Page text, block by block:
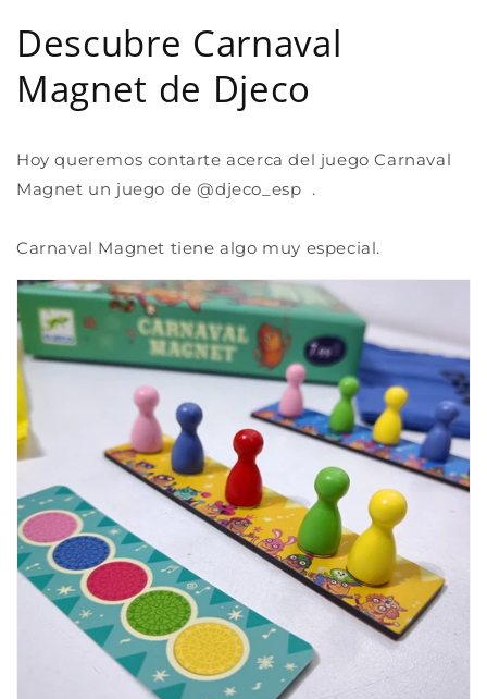
Descubre Carnaval
Magnet de Djeco
Hoy queremos contarte acerca del juego Carnaval
Magnet un juego de @djeco_esp .
Carnaval Magnet tiene algo muy especial.